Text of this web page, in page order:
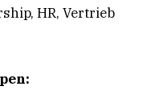
HR, Vertrieb